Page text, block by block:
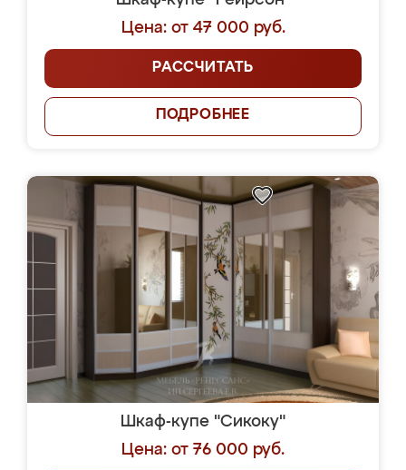
Цена: от 47 000 руб.
РАССЧИТАТЬ
ПОДРОБНЕЕ
Шкаф-купе "Сикоку"
Цена: от 76 000 руб.